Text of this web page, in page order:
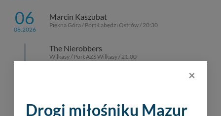
06
08.2026
Marcin Kaszubat
Piękna Góra / Port Łabędzi Ostrów / 20:30
The Nierobbers
Wilkasy / Port AZS Wilkasy / 21:00
Natalia Biernath
×
Drogi miłośniku Mazur